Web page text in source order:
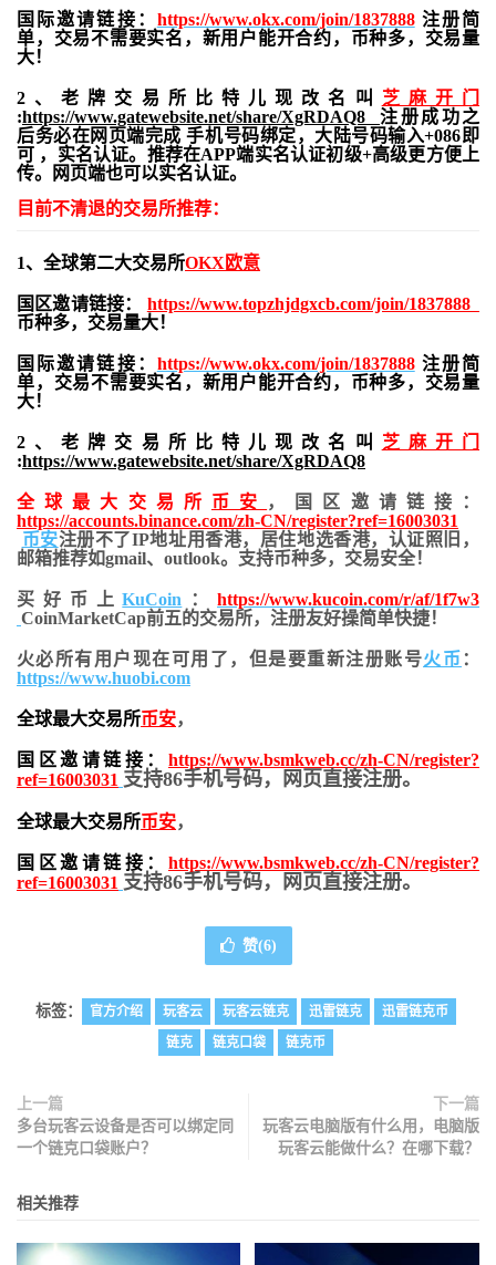
国际邀请链接： https://www.okx.com/join/1837888注册简
单，交易不需要实名，新用户能开合约， 币种多，交易量
大！
2、老牌交易所比特儿现改名叫 芝麻开门
:https://www.gatewebsite.net/share/XgRDAQ8 注册成功之
后务必在网页端完成 手机号码绑定，大陆号码输入+086即
可 ，实名认证。推荐在APP端实名认证初级+高级更方便上
传。网页端也可以实名认证。
目前不清退的交易所推荐：
1、全球第二大交易所OKX欧意
国区邀请链接： https://www.topzhjdgxcb.com/join/1837888
币种多，交易量大！
国际邀请链接： https://www.okx.com/join/1837888注册简
单，交易不需要实名，新用户能开合约， 币种多，交易量
大！
2、老牌交易所比特儿现改名叫 芝麻开门
:https://www.gatewebsite.net/share/XgRDAQ8
全球最大交易所 币安
，国区邀请链接：
https://accounts.binance.com/zh-CN/register?ref=16003031
币安注册不了IP地址用香港，居住地选香港，认证照旧，
邮箱推荐如gmail、outlook。支持币种多，交易安全！
买好币上KuCoin ：https://www.kucoin.com/r/af/1f7w3
CoinMarketCap前五的交易所，注册友好操简单快捷！
火必所有用户现在可用了，但是要重新注册账号火币 ：
https://www.huobi.com
全球最大交易所币安，
国区邀请链接： https://www.bsmkweb.cc/zh-CN/register?
ref=16003031 支持86手机号码，网页直接注册。
全球最大交易所币安，
国区邀请链接： https://www.bsmkweb.cc/zh-CN/register?
ref=16003031 支持86手机号码，网页直接注册。
赞(6)
标签： 官方介绍 玩客云 玩客云链克 迅雷链克
迅雷链克币
链克
链克口袋 链克币
上一篇
多台玩客云设备是否可以绑定同
一个链克口袋账户？
下一篇
玩客云电脑版有什么用，电脑版
玩客云能做什么？在哪下载？
相关推荐